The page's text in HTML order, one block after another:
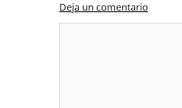
Deja un comentario